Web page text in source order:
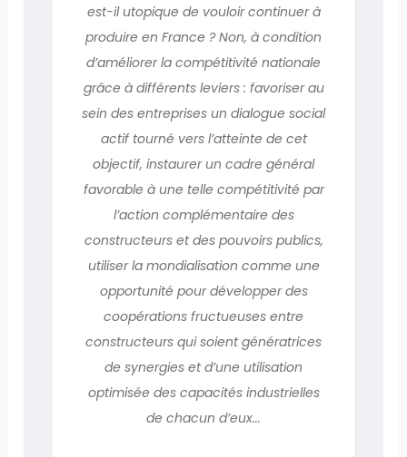
est-il utopique de vouloir continuer à
produire en France ? Non, à condition
d’améliorer la compétitivité nationale
grâce à différents leviers : favoriser au
sein des entreprises un dialogue social
actif tourné vers l’atteinte de cet
objectif, instaurer un cadre général
favorable à une telle compétitivité par
l’action complémentaire des
constructeurs et des pouvoirs publics,
utiliser la mondialisation comme une
opportunité pour développer des
coopérations fructueuses entre
constructeurs qui soient génératrices
de synergies et d’une utilisation
optimisée des capacités industrielles
de chacun d’eux...